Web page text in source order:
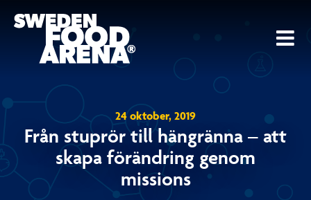
24 oktober, 2019
Från stuprör till hängränna – att
skapa förändring genom
missions